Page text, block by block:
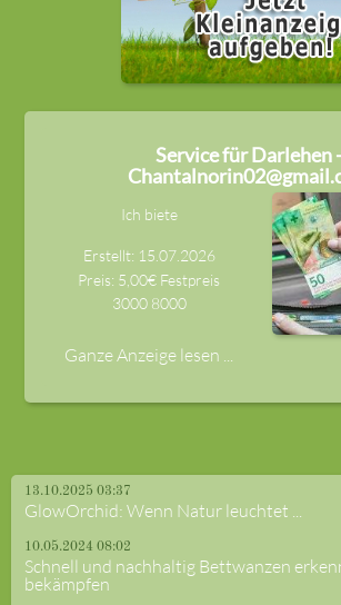
Service für Darlehen -
Ich biete
Erstellt: 15.07.2026
Preis: 5,00€ Festpreis
3000 8000
Ganze Anzeige lesen ...
13.10.2025 03:37
GlowOrchid: Wenn Natur leuchtet ...
10.05.2024 08:02
Schnell und nachhaltig Bettwanzen
bekämpfen